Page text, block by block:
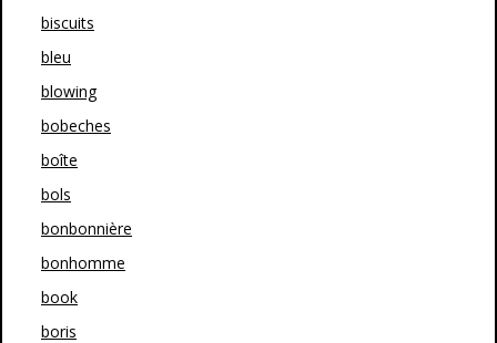
biscuits
bleu
blowing
bobeches
boîte
bols
bonbonnière
bonhomme
book
boris